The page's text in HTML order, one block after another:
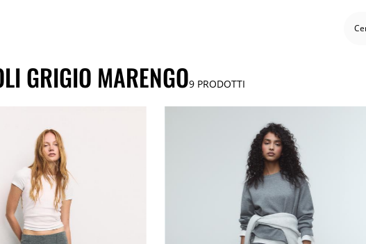
GRIGIO MARENGO9 PRODOTTI